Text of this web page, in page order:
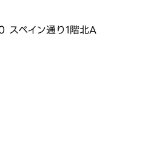
ペイン通り1階北A